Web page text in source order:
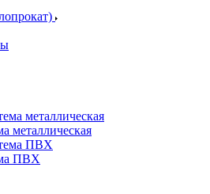
металлическая
ПВХ